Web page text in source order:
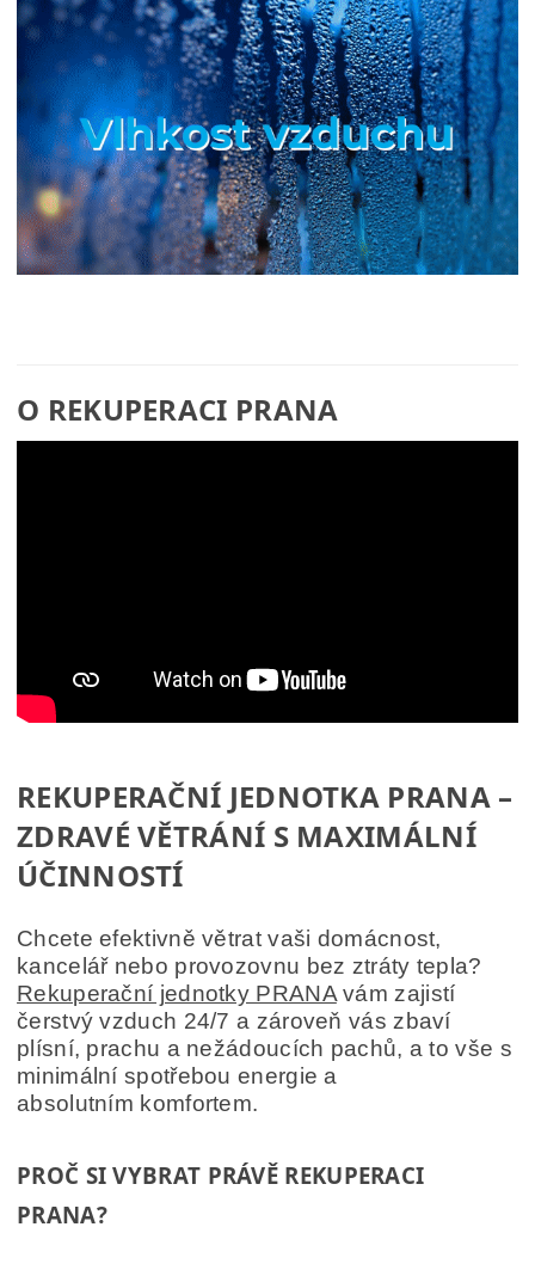
O REKUPERACI PRANA
REKUPERAČNÍ JEDNOTKA PRANA –
ZDRAVÉ VĚTRÁNÍ S MAXIMÁLNÍ
ÚČINNOSTÍ
Chcete efektivně větrat vaši domácnost,
kancelář nebo provozovnu bez ztráty tepla?
Rekuperační jednotky PRANAvám zajistí
čerstvý vzduch 24/7 a zároveň vás zbaví
plísní, prachu a nežádoucích pachů, a to vše s
minimální spotřebou energie a
absolutním komfortem.
PROČ SI VYBRAT PRÁVĚ REKUPERACI
PRANA?